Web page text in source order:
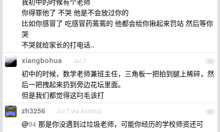
你得罪他了 不哭 他是不会放过你的
比如你感冒了 吃感冒药蔫蔫的 他都会给你揪起来罚站 然后等你
哭
不哭就给家长的打电话..
34
xiangbohua Jul 7
初中的时候，数学老师兼班主任，三角板一把拍到腿上稀碎，然
后一把拽起来扔到旁边花坛里面。
但是我们都觉得这叼毛该打
35
zh3256 Jul 7 via Android
@94 那是你没遇到过垃圾老师，可能你经历的学校师资还可